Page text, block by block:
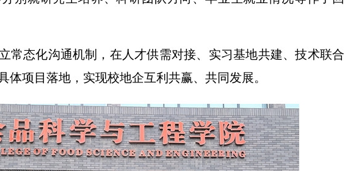
常态化沟通机制，在人才供需对接、实习基地共建、技术联合
体项目落地，实现校地企互利共赢、共同发展。校党委书记黄思光在榆林延安调研